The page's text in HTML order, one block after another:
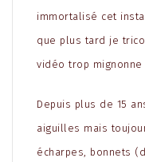
immortalisé cet
que plus tard je
vidéo trop
Depuis plus de 15
aiguilles mais
écharpes, bonnets